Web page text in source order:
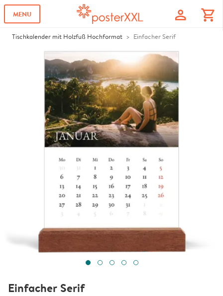
MENU profile shopping_cart
Tischkalender mit Holzfuß Hochformat Einfacher Serif
Einfacher Serif